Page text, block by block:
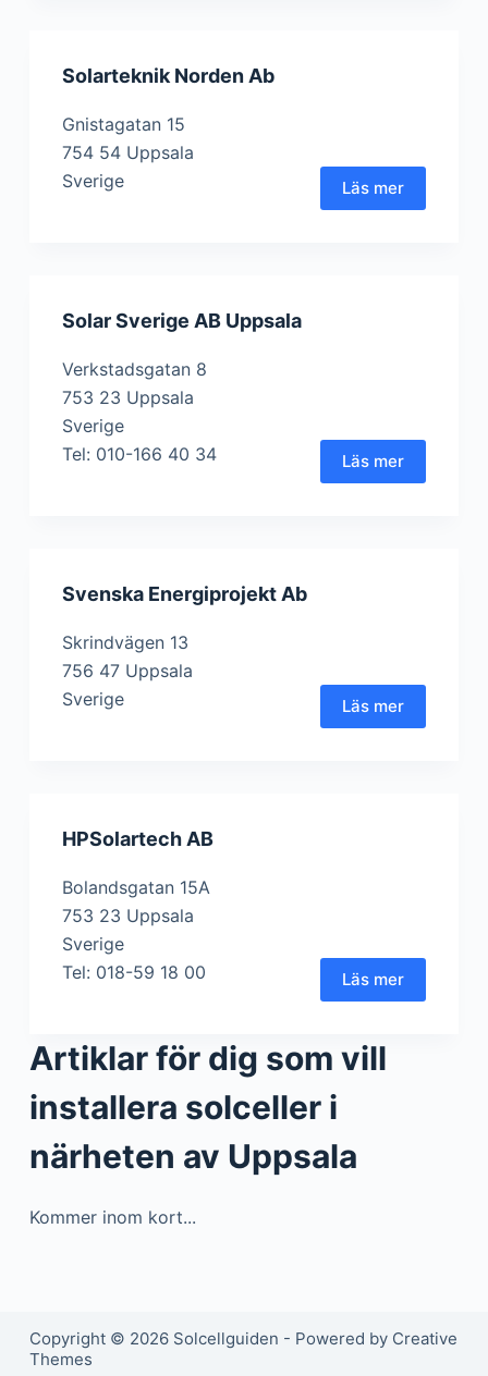
Solarteknik Norden Ab
Gnistagatan 15
754 54 Uppsala
Sverige
Läs mer
Solar Sverige AB Uppsala
Verkstadsgatan 8
753 23 Uppsala
Sverige
Tel: 010-166 40 34
Läs mer
Svenska Energiprojekt Ab
Skrindvägen 13
756 47 Uppsala
Sverige
Läs mer
HPSolartech AB
Bolandsgatan 15A
753 23 Uppsala
Sverige
Tel: 018-59 18 00
Läs mer
Artiklar för dig som vill
installera solceller i
närheten av Uppsala
Kommer inom kort...
Copyright © 2026 Solcellguiden - Powered by Creative
Themes